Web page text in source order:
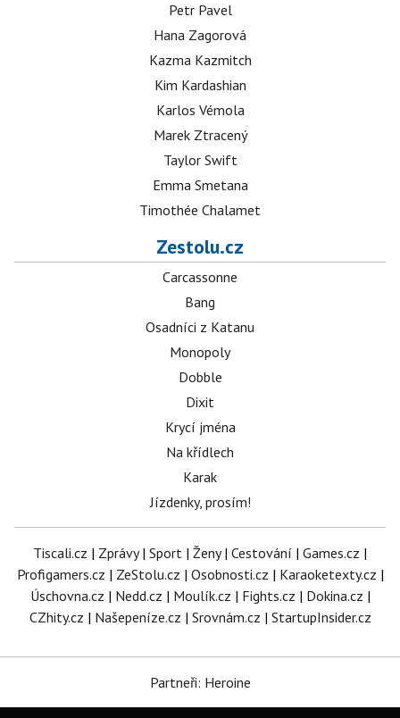
Petr Pavel
Hana Zagorová
Kazma Kazmitch
Kim Kardashian
Karlos Vémola
Marek Ztracený
Taylor Swift
Emma Smetana
Timothée Chalamet
Zestolu.cz
Carcassonne
Bang
Osadníci z Katanu
Monopoly
Dobble
Dixit
Krycí jména
Na křídlech
Karak
Jízdenky, prosím!
Tiscali.cz | Zprávy| Sport | Ženy| Cestování | Games.cz |
Profigamers.cz | ZeStolu.cz | Osobnosti.cz | Karaoketexty.cz |
Úschovna.cz | Nedd.cz | Moulík.cz | Fights.cz | Dokina.cz |
CZhity.cz | Našepeníze.cz | Srovnám.cz | StartupInsider.cz
Partneři: Heroine